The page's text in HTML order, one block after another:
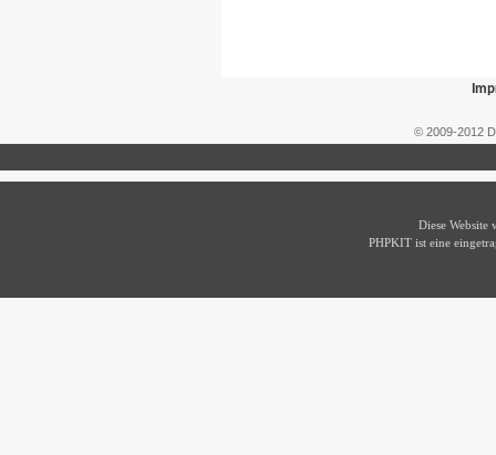
© 2009-2012
Diese Website
PHPKIT ist eine